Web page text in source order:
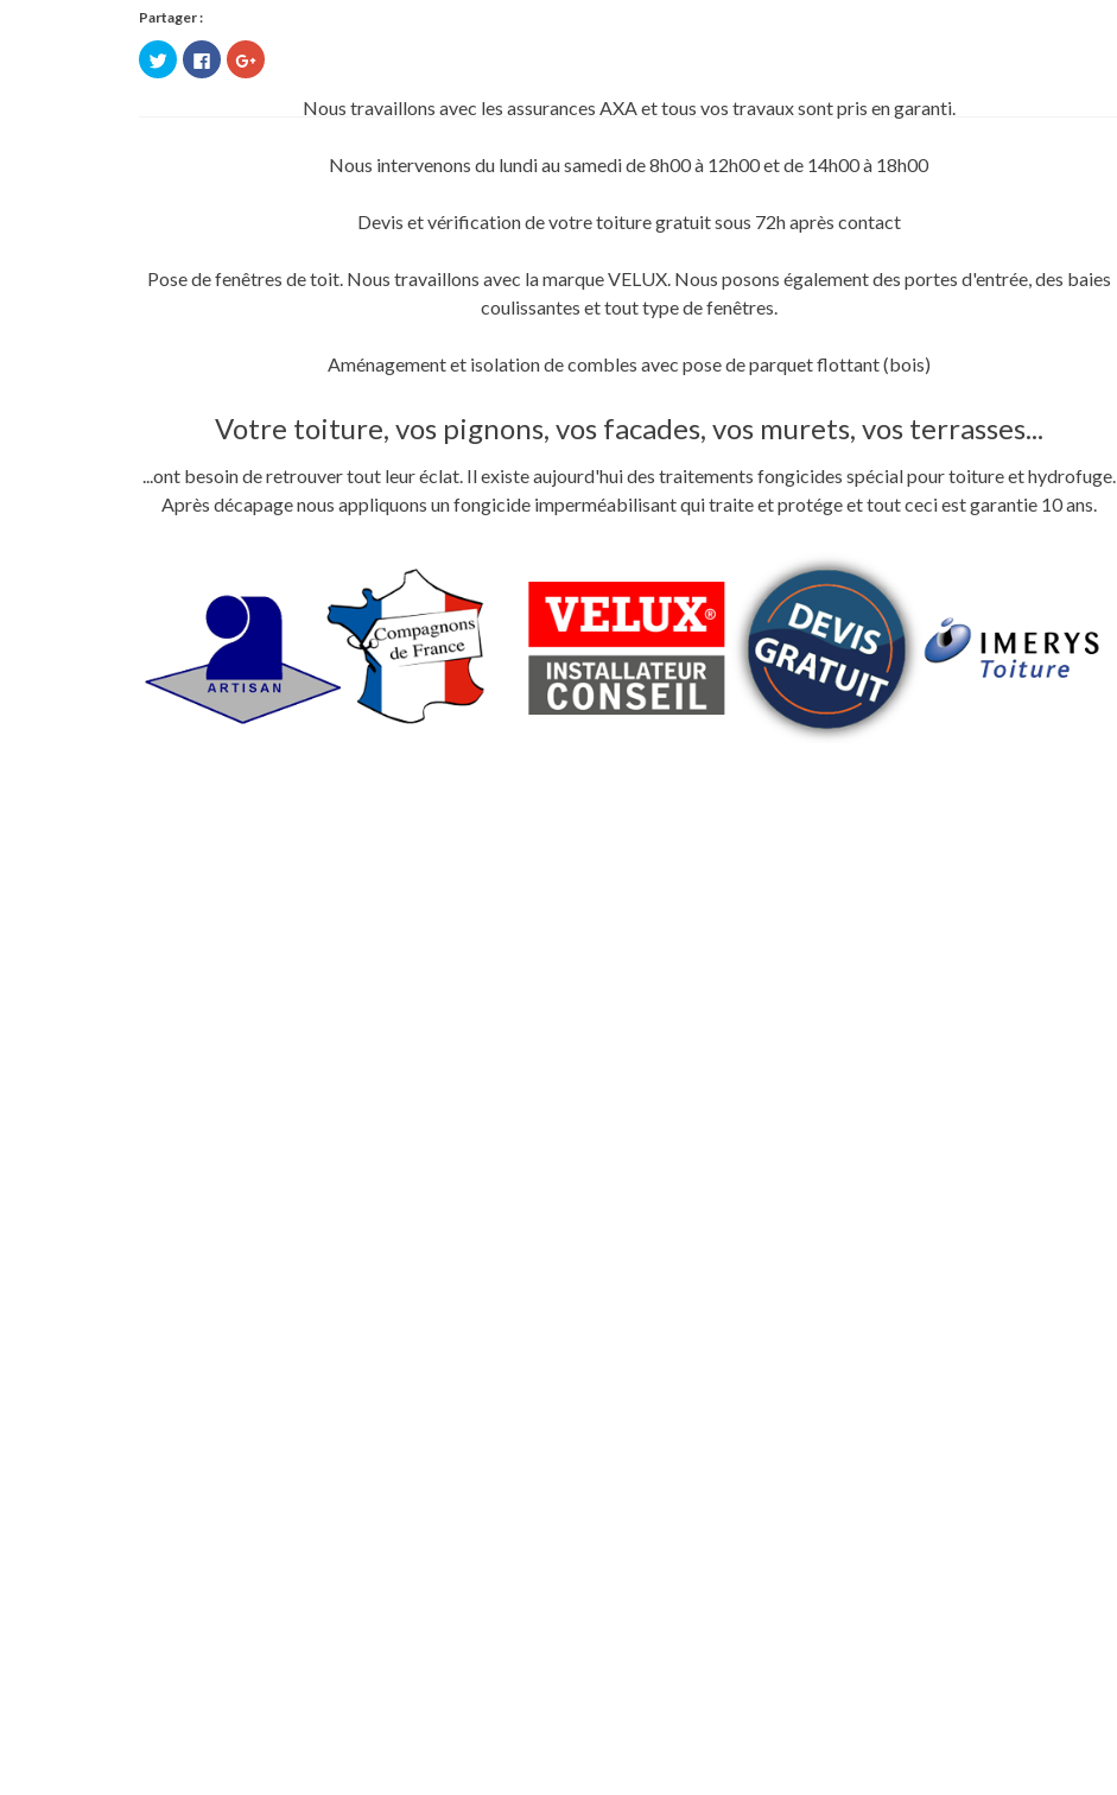
Partager :
Cliquez
pour
partager
Cliquez
pour
partager
Facebook(ouvre
Cliquez
pour
Google+Nous travaillons avec les assurances AXA et tous vos travaux sont pris en garanti.
Nous intervenons du lundi au samedi de 8h00 à 12h00 et de 14h00 à 18h00
Devis et vérification de votre toiture gratuit sous 72h après contact
Pose de fenêtres de toit. Nous travaillons avec la marque VELUX. Nous posons également des portes d'entrée, des baies
coulissantes et tout type de fenêtres.
Aménagement et isolation de combles avec pose de parquet flottant (bois)
Votre toiture, vos pignons, vos facades, vos murets, vos terrasses...
...ont besoin de retrouver tout leur éclat. Il existe aujourd'hui des traitements fongicides spécial pour toiture et hydrofuge.
Après décapage nous appliquons un fongicide imperméabilisant qui traite et protége et tout ceci est garantie 10 ans.